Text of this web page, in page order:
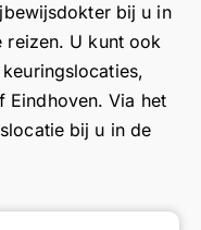
bij u in
reizen. U kunt ook
Eindhoven. Via het
bij u in de